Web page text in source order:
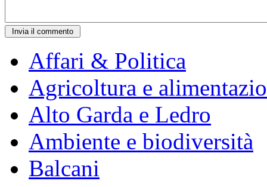
Affari & Politica
Agricoltura e
Alto Garda e Ledro
Ambiente e biodiversità
Balcani